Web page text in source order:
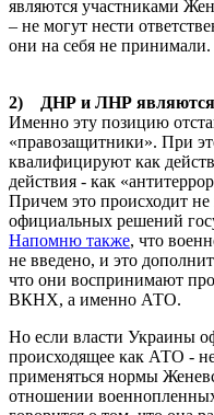
являются участниками
– не могут нести
они на себя не принимали.
2) ДНР и ЛНР являются
Именно эту позицию
«правозащитники». При
квалифицируют как
действия - как
Причем это происходит
официальных решений
Напомню также, что
не введено, и это
что они воспринимают
ВКНХ, а именно АТО.
Но если власти Украины
происходящее как АТО -
применяться нормы
отношении